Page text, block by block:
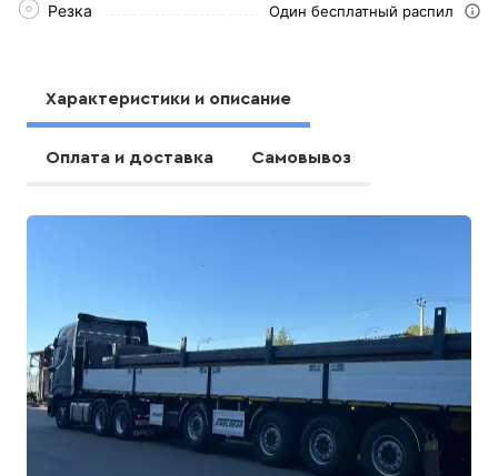
Резка Один бесплатный распил
Характеристики и описание
Оплата и доставка Самовывоз